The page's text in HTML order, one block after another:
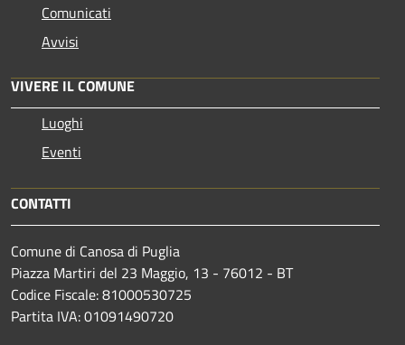
Comunicati
Avvisi
VIVERE IL COMUNE
Luoghi
Eventi
CONTATTI
Comune di Canosa di Puglia
Piazza Martiri del 23 Maggio, 13 - 76012 - BT
Codice Fiscale: 81000530725
Partita IVA: 01091490720